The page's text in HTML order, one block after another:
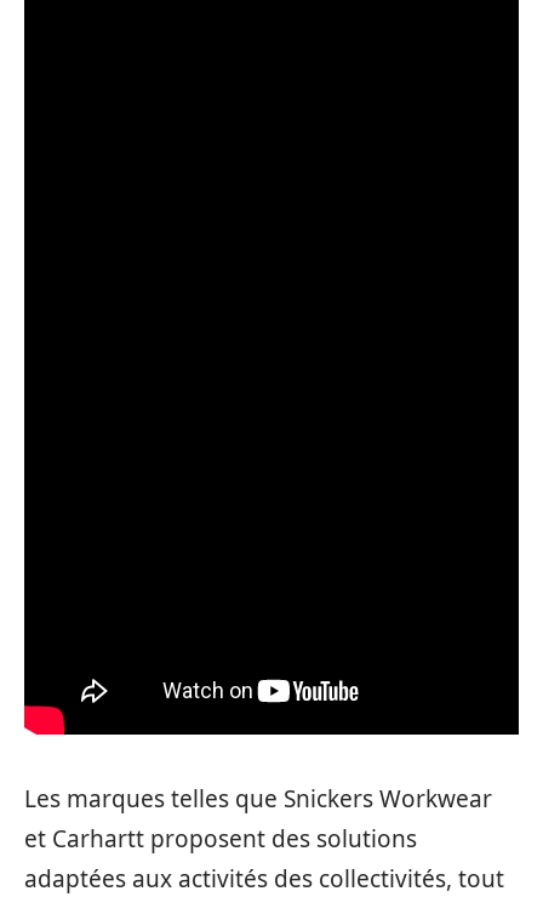
Les marques telles que Snickers Workwear
et Carhartt proposent des solutions
adaptées aux activités des collectivités, tout